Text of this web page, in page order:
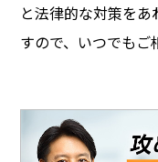
と法律的な対策を
すので、いつでもご